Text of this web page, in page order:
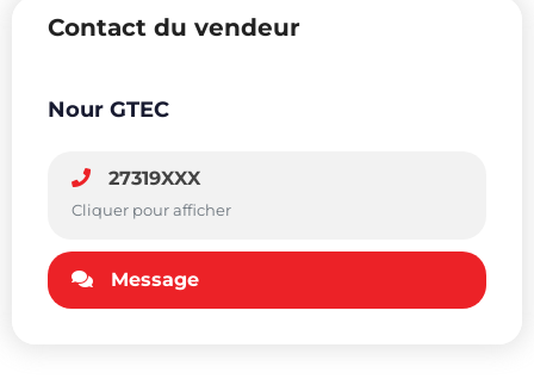
Contact du vendeur
Nour GTEC
27319XXX
Cliquer pour afficher
Message